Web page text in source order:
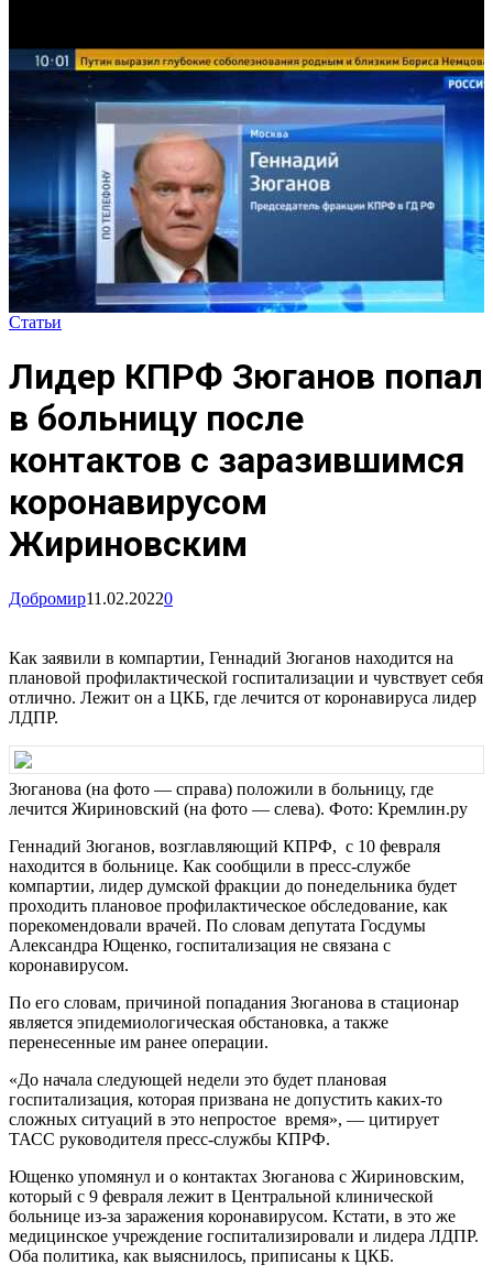
Статьи
Лидер КПРФ Зюганов попал
в больницу после
контактов с заразившимся
коронавирусом
Жириновским
Добромир11.02.20220
Как заявили в компартии, Геннадий Зюганов находится на
плановой профилактической госпитализации и чувствует себя
отлично. Лежит он а ЦКБ, где лечится от коронавируса лидер
ЛДПР.
Зюганова (на фото — справа) положили в больницу, где
лечится Жириновский (на фото — слева). Фото: Кремлин.ру
Геннадий Зюганов, возглавляющий КПРФ, с 10 февраля
находится в больнице. Как сообщили в пресс-службе
компартии, лидер думской фракции до понедельника будет
проходить плановое профилактическое обследование, как
порекомендовали врачей. По словам депутата Госдумы
Александра Ющенко, госпитализация не связана с
коронавирусом.
По его словам, причиной попадания Зюганова в стационар
является эпидемиологическая обстановка, а также
перенесенные им ранее операции.
«До начала следующей недели это будет плановая
госпитализация, которая призвана не допустить каких-то
сложных ситуаций в это непростое время», — цитирует
ТАСС руководителя пресс-службы КПРФ.
Ющенко упомянул и о контактах Зюганова с Жириновским,
который с 9 февраля лежит в Центральной клинической
больнице из-за заражения коронавирусом. Кстати, в это же
медицинское учреждение госпитализировали и лидера ЛДПР.
Оба политика, как выяснилось, приписаны к ЦКБ.